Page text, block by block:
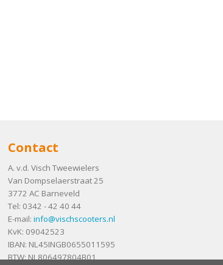
Contact
A. v.d. Visch Tweewielers
Van Dompselaerstraat 25
3772 AC Barneveld
Tel: 0342 - 42 40 44
E-mail: info@vischscooters.nl
KvK: 09042523
IBAN: NL45INGB0655011595
BTW: NL806497804B01